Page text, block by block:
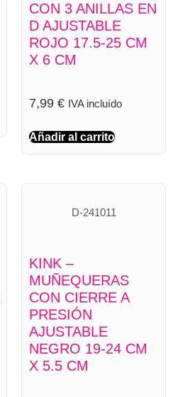
CON 3 ANILLAS EN
D AJUSTABLE
ROJO 17.5-25 CM
X 6 CM
7,99 € IVA incluído
Añadir al carrito
D-241011
KINK –
MUÑEQUERAS
CON CIERRE A
PRESIÓN
AJUSTABLE
NEGRO 19-24 CM
X 5.5 CM